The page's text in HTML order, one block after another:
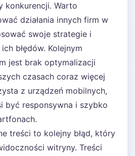
konkurencji. Warto
działania innych firm w
swoje strategie i
błędów. Kolejnym
jest brak optymalizacji
czasach coraz więcej
z urządzeń mobilnych,
być responsywna i szybko
treści to kolejny błąd, który
witryny. Treści